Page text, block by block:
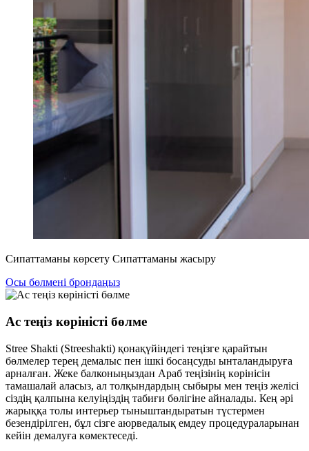
Сипаттаманы көрсету Сипаттаманы жасыру
Осы бөлмені брондаңыз
Ac теңіз көріністі бөлме
Stree Shakti (Streeshakti) қонақүйіндегі теңізге қарайтын
бөлмелер терең демалыс пен ішкі босаңсуды ынталандыруға
арналған. Жеке балконыңыздан Араб теңізінің көрінісін
тамашалай аласыз, ал толқындардың сыбыры мен теңіз желісі
сіздің қалпына келуіңіздің табиғи бөлігіне айналады. Кең әрі
жарыққа толы интерьер тыныштандыратын түстермен
безендірілген, бұл сізге аюрведалық емдеу процедураларынан
кейін демалуға көмектеседі.